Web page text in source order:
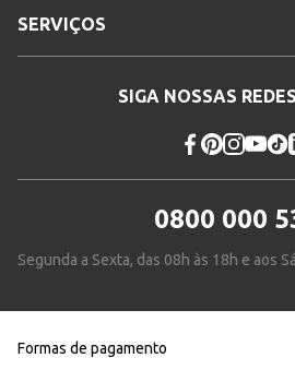
SERVIÇOS
SIGA NOSSAS
0800 000
Segunda a Sexta, das 08h às 18h e aos
Formas de pagamento